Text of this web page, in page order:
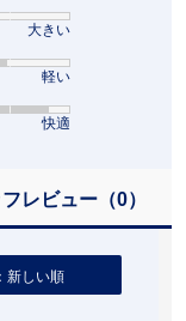
大きい
軽い
快適
レビュー（0）
新しい順